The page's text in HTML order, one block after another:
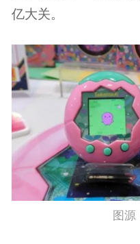
亿大关。
图源